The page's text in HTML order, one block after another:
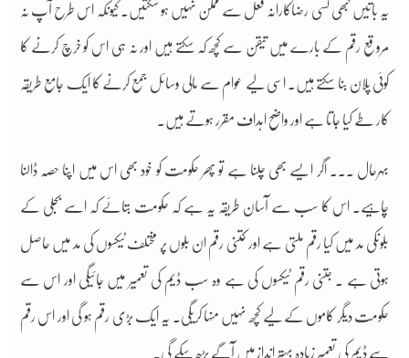
یہ باتیں کبھی کسی رضاکارانہ فعل سے ممکن نہیں ہو سکتیں۔ کیونکہ اس طرح آپ نہ
مروقع رقم کے بارے میں تیقن سے کچھ کہ سکتے ہیں اور نہ ہی اس کو خرچ کرنے کا
کوئی پلان بنا سکتے ہیں۔ اسی لیے عوام سے مالی وسائل جمع کرنے کا ایک جامع طریقہ
کار طے کیا جاتا ہے اور واضح اہداف مقرر ہوتے ہیں۔
بہرحال ۔۔۔ اگر ایسے بھی چلنا ہے تو پھر حکومت کو خود بھی اس میں اپنا حصہ ڈالنا
چاہیے۔ اس کا سب سے آسان طریقہ یہ ہے کہ حکومت بتائے کہ اسے بجلی کے
بلوںکی مد میں کیا رقم ملتی ہے اور کتنی رقم ان بلوں پر مختلف ٹیکسوں کی مد میں حاصل
ہوتی ہے ۔ جتنی رقم ٹیکسوں کی ہے وہ سب ڈیم کی تعمیر میں جائیگی اور اس سے
حکومت دیگر کاموں کے لیے کچھ نہیں منہا کریگی۔ یہ ایک بڑی رقم ہو گی اور اس رقم
سے ڈیم کی تعمیر زیادہ بہتر انداز میں آگے بڑھ سکے گی۔